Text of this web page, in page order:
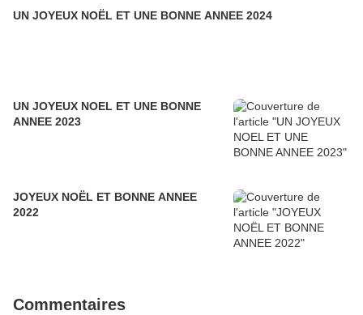
UN JOYEUX NOËL ET UNE BONNE ANNEE 2024
UN JOYEUX NOEL ET UNE BONNE
ANNEE 2023
JOYEUX NOËL ET BONNE ANNEE
2022
Commentaires